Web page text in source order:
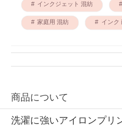
インクジェット 混紡
家庭用 混紡 インク
商品について
洗濯に強いアイロンプリ